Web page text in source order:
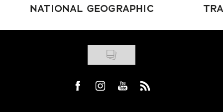
NATIONAL GEOGRAPHIC
Visit us on Facebook
Visit us on Instagram
Visit us on Youtube
Visit us on Rss